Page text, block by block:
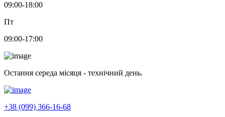
09:00-18:00
Пт
09:00-17:00
Остання середа місяця - технічний день.
+38 (099) 366-16-68